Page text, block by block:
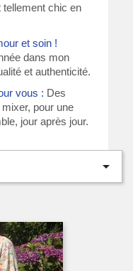
tellement chic en
et soin !
dans mon
et authenticité.
vous : Des
pour une
jour après jour.
